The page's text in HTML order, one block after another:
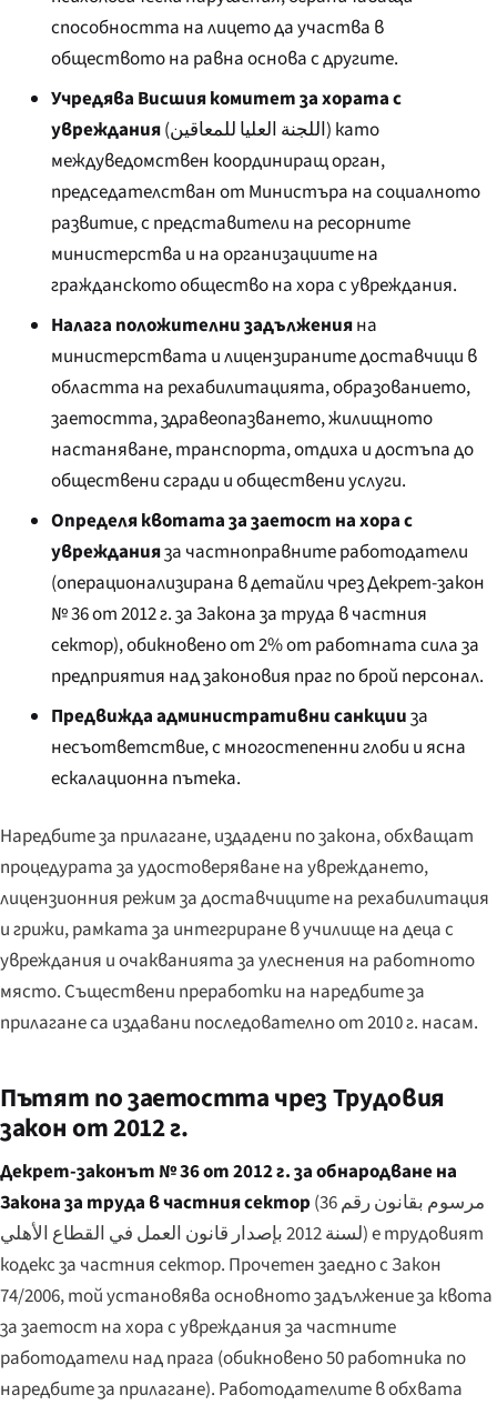
способността на лицето да участва в
обществото на равна основа с другите.
Учредява Висшия комитет за хората с
увреждания(اللجنة العليا للمعاقين) като
междуведомствен координиращ орган,
председателстван от Министъра на социалното
развитие, с представители на ресорните
министерства и на организациите на
гражданското общество на хора с увреждания.
Налага положителни задълженияна
министерствата и лицензираните доставчици в
областта на рехабилитацията, образованието,
заетостта, здравеопазването, жилищното
настаняване, транспорта, отдиха и достъпа до
обществени сгради и обществени услуги.
Определя квотата за заетост на хора с
уврежданияза частноправните работодатели
(операционализирана в детайли чрез Декрет-закон
№ 36 от 2012 г. за Закона за труда в частния
сектор), обикновено от 2% от работната сила за
предприятия над законовия праг по брой персонал.
Предвижда административни санкцииза
несъответствие, с многостепенни глоби и ясна
ескалационна пътека.
Наредбите за прилагане, издадени по закона, обхващат
процедурата за удостоверяване на увреждането,
лицензионния режим за доставчиците на рехабилитация
и грижи, рамката за интегриране в училище на деца с
увреждания и очакванията за улеснения на работното
място. Съществени преработки на наредбите за
прилагане са издавани последователно от 2010 г. насам.
Пътят по заетостта чрез Трудовия
закон от 2012 г.
Декрет-законът № 36 от 2012 г. за обнародване на
Закона за труда в частния сектор (مرسوم بقانون رقم 36
لسنة 2012 بإصدار قانون العمل في القطاع الأهلي) е трудовият
кодекс за частния сектор. Прочетен заедно с Закон
74/2006, той установява основното задължение за квота
за заетост на хора с увреждания за частните
работодатели над прага (обикновено 50 работника по
наредбите за прилагане). Работодателите в обхвата